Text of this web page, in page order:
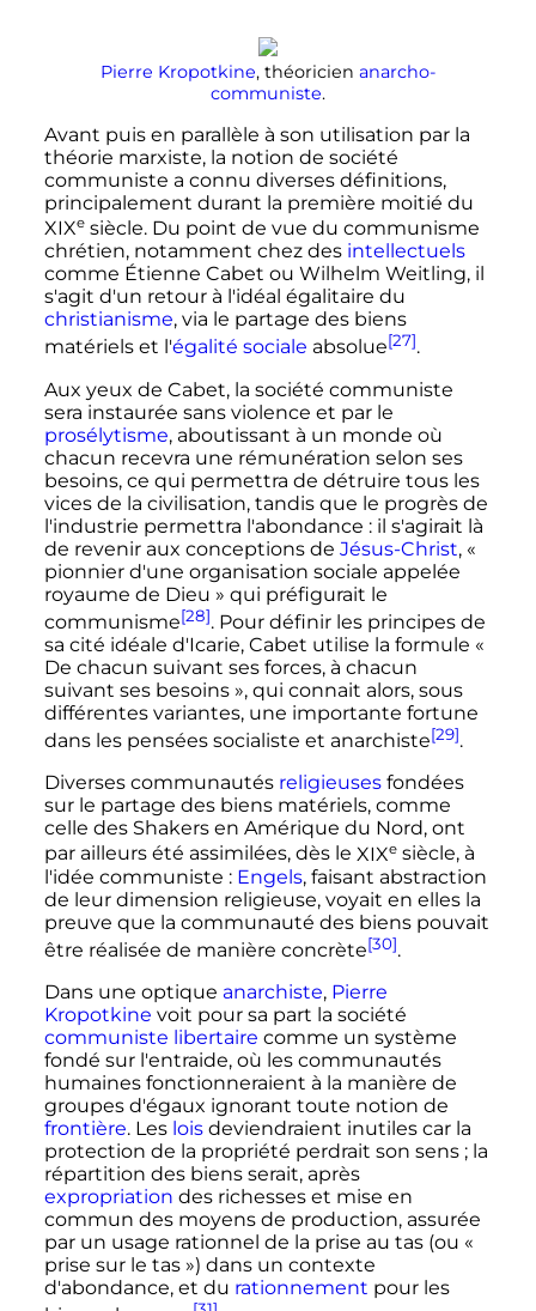
Pierre Kropotkine, théoricien anarcho-
communiste.
Avant puis en parallèle à son utilisation par la
théorie marxiste, la notion de société
communiste a connu diverses définitions,
principalement durant la première moitié du
XIXe siècle. Du point de vue du communisme
chrétien, notamment chez des intellectuels
comme Étienne Cabet ou Wilhelm Weitling, il
s'agit d'un retour à l'idéal égalitaire du
christianisme, via le partage des biens
matériels et l'égalité sociale absolue[27].
Aux yeux de Cabet, la société communiste
sera instaurée sans violence et par le
prosélytisme, aboutissant à un monde où
chacun recevra une rémunération selon ses
besoins, ce qui permettra de détruire tous les
vices de la civilisation, tandis que le progrès de
l'industrie permettra l'abondance : il s'agirait là
de revenir aux conceptions de Jésus-Christ, «
pionnier d'une organisation sociale appelée
royaume de Dieu » qui préfigurait le
communisme[28]. Pour définir les principes de
sa cité idéale d'Icarie, Cabet utilise la formule «
De chacun suivant ses forces, à chacun
suivant ses besoins », qui connait alors, sous
différentes variantes, une importante fortune
dans les pensées socialiste et anarchiste[29].
Diverses communautés religieusesfondées
sur le partage des biens matériels, comme
celle des Shakers en Amérique du Nord, ont
par ailleurs été assimilées, dès le XIXe siècle, à
l'idée communiste : Engels, faisant abstraction
de leur dimension religieuse, voyait en elles la
preuve que la communauté des biens pouvait
être réalisée de manière concrète[30].
Dans une optique anarchiste, Pierre
Kropotkine voit pour sa part la société
communiste libertaire comme un système
fondé sur l'entraide, où les communautés
humaines fonctionneraient à la manière de
groupes d'égaux ignorant toute notion de
frontière. Les loisdeviendraient inutiles car la
protection de la propriété perdrait son sens ; la
répartition des biens serait, après
expropriation des richesses et mise en
commun des moyens de production, assurée
par un usage rationnel de la prise au tas (ou «
prise sur le tas ») dans un contexte
d'abondance, et du rationnement pour les